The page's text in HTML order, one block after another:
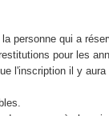
personne qui a
pour les
l'inscription il y